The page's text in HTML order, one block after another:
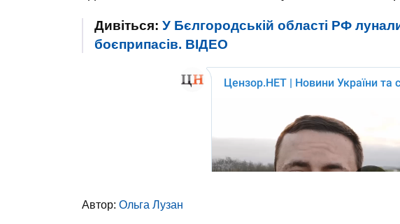
Дивіться: У Бєлгородській області РФ
боєприпасів. ВIДЕО
Автор: Ольга Лузан